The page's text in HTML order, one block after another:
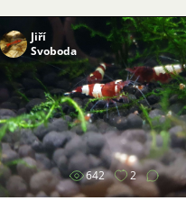
Bild
Jiří
Svoboda
642 2